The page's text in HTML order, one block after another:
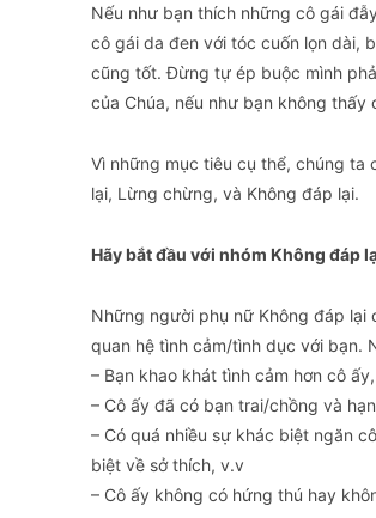
Nếu như bạn thích những cô gái
cô gái da đen với tóc cuốn lọn dài,
cũng tốt. Đừng tự ép buộc mình
của Chúa, nếu như bạn không
​Vì những mục tiêu cụ thể, chúng ta
lại, Lừng chừng, và Không đáp lại.
Hãy bắt đầu với nhóm Không đáp
​Những người phụ nữ Không đáp
quan hệ tình cảm/tình dục với bạn.
– Bạn khao khát tình cảm hơn cô
– Cô ấy đã có bạn trai/chồng và
– Có quá nhiều sự khác biệt ngăn
biệt về sở thích, v.v
– Cô ấy không có hứng thú hay